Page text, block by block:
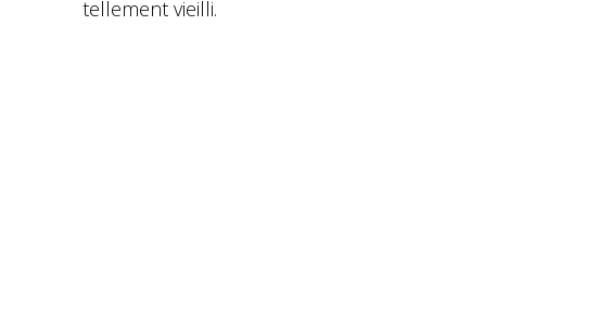
tellement vieilli.